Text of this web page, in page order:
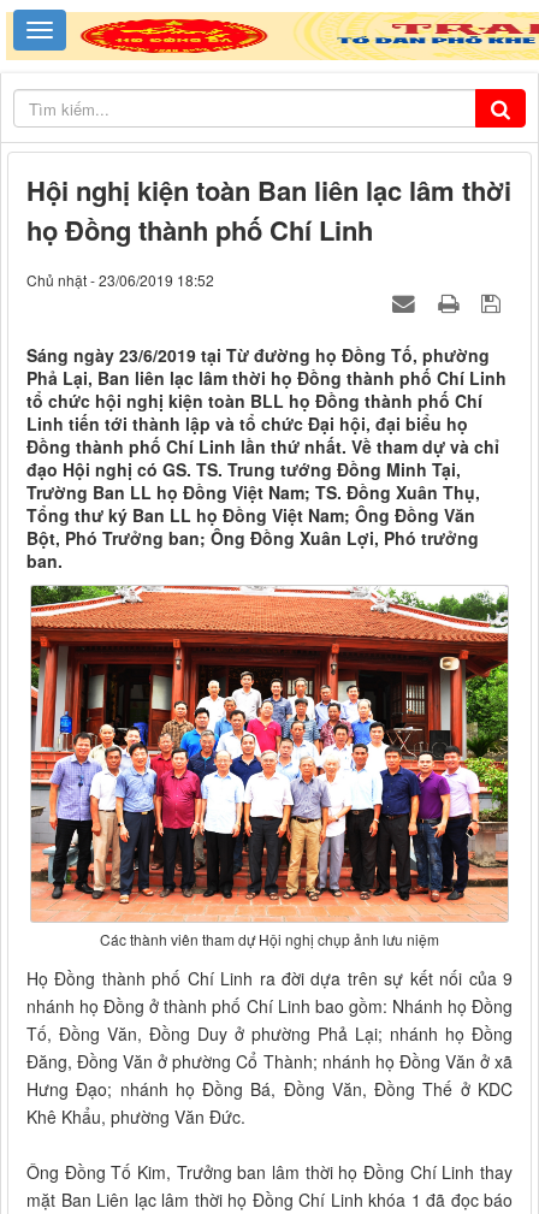
Hội nghị kiện toàn Ban liên lạc lâm thời
họ Đồng thành phố Chí Linh
Chủ nhật - 23/06/2019 18:52
Sáng ngày 23/6/2019 tại Từ đường họ Đồng Tố, phường
Phả Lại, Ban liên lạc lâm thời họ Đồng thành phố Chí Linh
tổ chức hội nghị kiện toàn BLL họ Đồng thành phố Chí
Linh tiến tới thành lập và tổ chức Đại hội, đại biểu họ
Đồng thành phố Chí Linh lần thứ nhất. Về tham dự và chỉ
đạo Hội nghị có GS. TS. Trung tướng Đồng Minh Tại,
Trường Ban LL họ Đồng Việt Nam; TS. Đồng Xuân Thụ,
Tổng thư ký Ban LL họ Đồng Việt Nam; Ông Đồng Văn
Bột, Phó Trưởng ban; Ông Đồng Xuân Lợi, Phó trưởng
ban.
Các thành viên tham dự Hội nghị chụp ảnh lưu niệm
Họ Đồng thành phố Chí Linh ra đời dựa trên sự kết nối của 9
nhánh họ Đồng ở thành phố Chí Linh bao gồm: Nhánh họ Đồng
Tố, Đồng Văn, Đồng Duy ở phường Phả Lại; nhánh họ Đồng
Đăng, Đồng Văn ở phường Cổ Thành; nhánh họ Đồng Văn ở xã
Hưng Đạo; nhánh họ Đồng Bá, Đồng Văn, Đồng Thế ở KDC
Khê Khẩu, phường Văn Đức.
Ông Đồng Tố Kim, Trưởng ban lâm thời họ Đồng Chí Linh thay
mặt Ban Liên lạc lâm thời họ Đồng Chí Linh khóa 1 đã đọc báo